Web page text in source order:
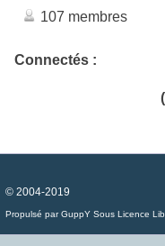
107 membres
Connectés :
© 2004-2019
Propulsé par GuppY Sous Licence